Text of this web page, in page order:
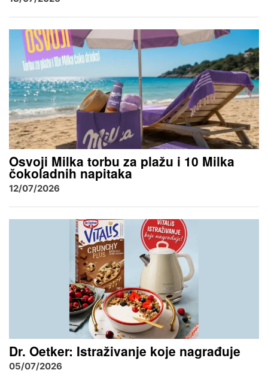
Osvoji Milka torbu za plažu i 10 Milka
čokoladnih napitaka
12/07/2026
Dr. Oetker: Istraživanje koje nagrađuje
05/07/2026